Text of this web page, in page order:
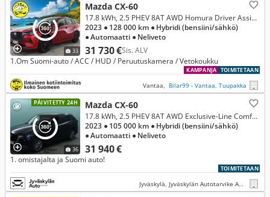
33
Mazda CX-60
31 730 €Sis. ALV
17.8 kWh, 2.5 PHEV 8AT AWD Homura Driver Assistance
2023 ● 128 000 km ● Hybridi (bensiini/sähkö)
● Automaatti ● Neliveto
1.Om Suomi-auto / ACC / HUD / Peruutuskamera / Vetokoukku
TOIMITETAAN
KAMPANJA
Vantaa, Bilar99 - Vantaa, Tuupakka
PÄIVITETTY 24H
36
Mazda CX-60
31 940 €
17.8 kWh, 2.5 PHEV 8AT AWD Exclusive-Line Comfort, Convenience & Sound, Driver Assistance | 1. omistaja |
2023 ● 105 000 km ● Hybridi (bensiini/sähkö)
● Automaatti ● Neliveto
1. omistajalta ja Suomi auto!
TOIMITETAAN
Jyväskylä, Jyväskylän Autotarvike Aholaidantie